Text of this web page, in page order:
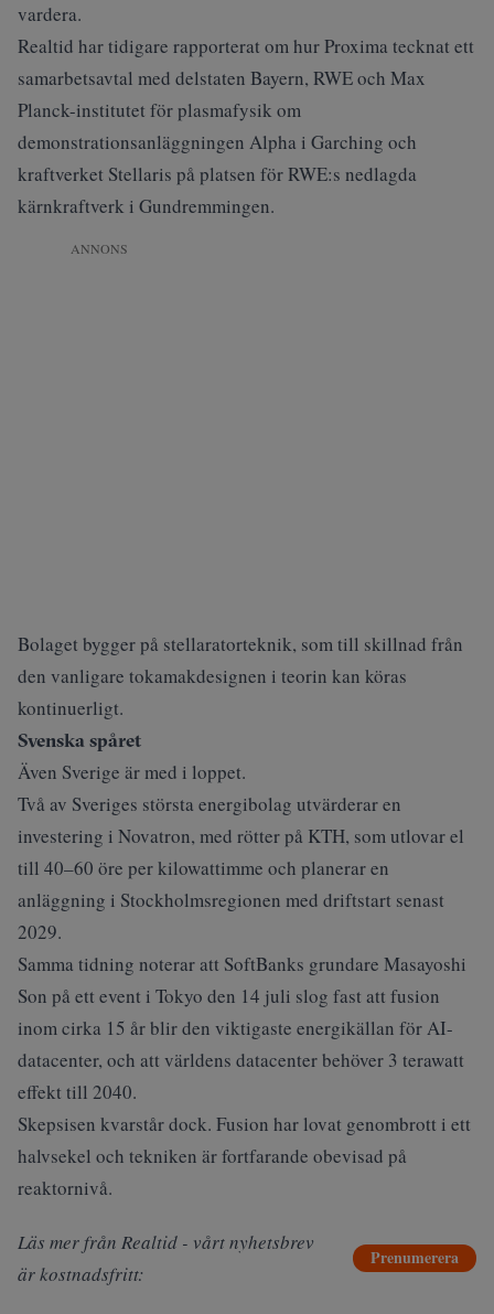
vardera.
Realtid har tidigare rapporterat om hur Proxima tecknat ett
samarbetsavtal med delstaten Bayern, RWE och Max
Planck-institutet för plasmafysik om
demonstrationsanläggningen Alpha i Garching och
kraftverket Stellaris på platsen för RWE:s nedlagda
kärnkraftverk i Gundremmingen.
ANNONS
Bolaget bygger på stellaratorteknik, som till skillnad från
den vanligare tokamakdesignen i teorin kan köras
kontinuerligt.
Svenska spåret
Även Sverige är med i loppet.
Två av Sveriges största energibolag utvärderar en
investering i Novatron, med rötter på KTH, som utlovar el
till 40–60 öre per kilowattimme och planerar en
anläggning i Stockholmsregionen med driftstart senast
2029.
Samma tidning noterar att SoftBanks grundare Masayoshi
Son på ett event i Tokyo den 14 juli slog fast att fusion
inom cirka 15 år blir den viktigaste energikällan för AI-
datacenter, och att världens datacenter behöver 3 terawatt
effekt till 2040.
Skepsisen kvarstår dock. Fusion har lovat genombrott i ett
halvsekel och tekniken är fortfarande obevisad på
reaktornivå.
Läs mer från Realtid - vårt nyhetsbrev
är kostnadsfritt:
Prenumerera